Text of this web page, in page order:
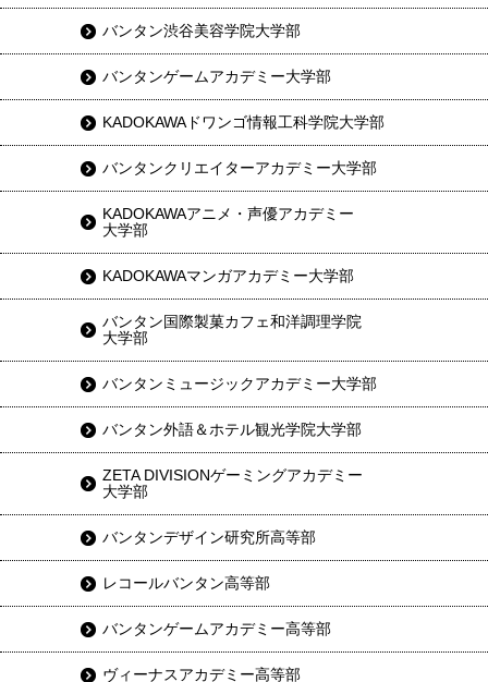
バンタン渋谷美容学院大学部
バンタンゲームアカデミー大学部
KADOKAWAドワンゴ情報工科学院大学部
バンタンクリエイターアカデミー大学部
KADOKAWAアニメ・声優アカデミー
大学部
KADOKAWAマンガアカデミー大学部
バンタン国際製菓カフェ和洋調理学院
大学部
バンタンミュージックアカデミー大学部
バンタン外語＆ホテル観光学院大学部
ZETA DIVISIONゲーミングアカデミー
大学部
バンタンデザイン研究所高等部
レコールバンタン高等部
バンタンゲームアカデミー高等部
ヴィーナスアカデミー高等部